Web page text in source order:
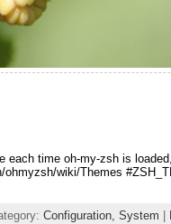
time oh-my-zsh is
wiki/Themes
Configuration, System